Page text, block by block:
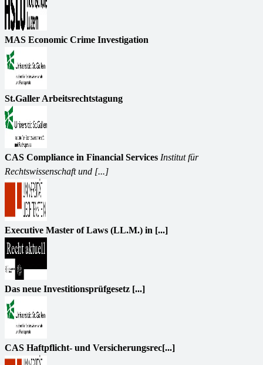
MAS Economic Crime Investigation
St.Galler Arbeitsrechtstagung
CAS Compliance in Financial Services Institut für
Rechtswissenschaft und [...]
Executive Master of Laws (LL.M.) in [...]
Das neue Investitionsprüfgesetz [...]
CAS Haftpflicht- und Versicherungsrec[...]